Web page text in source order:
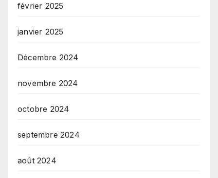
février 2025
janvier 2025
Décembre 2024
novembre 2024
octobre 2024
septembre 2024
août 2024